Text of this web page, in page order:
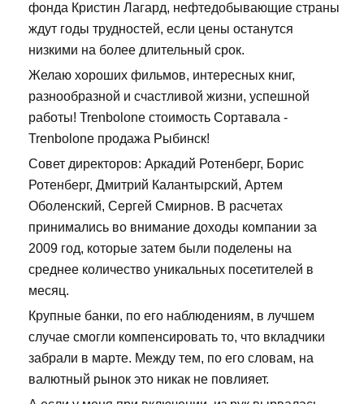
фонда Кристин Лагард, нефтедобывающие страны
ждут годы трудностей, если цены останутся
низкими на более длительный срок.
Желаю хороших фильмов, интересных книг,
разнообразной и счастливой жизни, успешной
работы! Trenbolone стоимость Сортавала -
Trenbolone продажа Рыбинск!
Совет директоров: Аркадий Ротенберг, Борис
Ротенберг, Дмитрий Калантырский, Артем
Оболенский, Сергей Смирнов. В расчетах
принимались во внимание доходы компании за
2009 год, которые затем были поделены на
среднее количество уникальных посетителей в
месяц.
Крупные банки, по его наблюдениям, в лучшем
случае смогли компенсировать то, что вкладчики
забрали в марте. Между тем, по его словам, на
валютный рынок это никак не повлияет.